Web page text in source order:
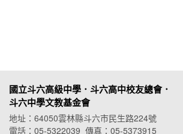
國立斗六高級中學．斗六高中校友總會．
斗六中學文教基金會
地址：64050雲林縣斗六市民生路224號
電話：05-5322039 傳真：05-5373915